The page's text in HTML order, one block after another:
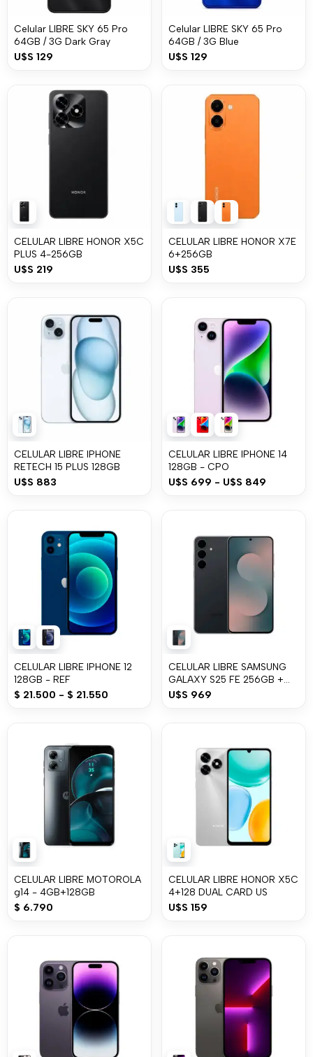
Celular LIBRE SKY 65 Pro
64GB / 3G Dark Gray
U$S 129
Celular LIBRE SKY 65 Pro
64GB / 3G Blue
U$S 129
CELULAR LIBRE HONOR X5C
PLUS 4-256GB
U$S 219
CELULAR LIBRE HONOR X7E
6+256GB
U$S 355
CELULAR LIBRE IPHONE
RETECH 15 PLUS 128GB
U$S 883
CELULAR LIBRE IPHONE 14
128GB - CPO
U$S 699 - U$S 849
CELULAR LIBRE IPHONE 12
128GB - REF
$ 21.500 - $ 21.550
CELULAR LIBRE SAMSUNG
GALAXY S25 FE 256GB +
8GB
U$S 969
CELULAR LIBRE MOTOROLA
g14 - 4GB+128GB
$ 6.790
CELULAR LIBRE HONOR X5C
4+128 DUAL CARD US
U$S 159